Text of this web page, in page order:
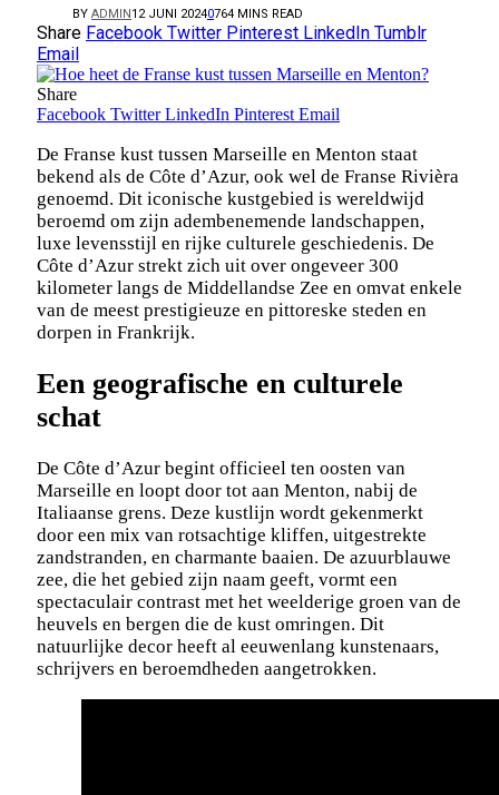
BY ADMIN12 JUNI 20240764 MINS READ
Share Facebook Twitter Pinterest LinkedIn Tumblr
Email
Share
Facebook Twitter LinkedIn Pinterest Email
De Franse kust tussen Marseille en Menton staat
bekend als de Côte d’Azur, ook wel de Franse Rivièra
genoemd. Dit iconische kustgebied is wereldwijd
beroemd om zijn adembenemende landschappen,
luxe levensstijl en rijke culturele geschiedenis. De
Côte d’Azur strekt zich uit over ongeveer 300
kilometer langs de Middellandse Zee en omvat enkele
van de meest prestigieuze en pittoreske steden en
dorpen in Frankrijk.
Een geografische en culturele
schat
De Côte d’Azur begint officieel ten oosten van
Marseille en loopt door tot aan Menton, nabij de
Italiaanse grens. Deze kustlijn wordt gekenmerkt
door een mix van rotsachtige kliffen, uitgestrekte
zandstranden, en charmante baaien. De azuurblauwe
zee, die het gebied zijn naam geeft, vormt een
spectaculair contrast met het weelderige groen van de
heuvels en bergen die de kust omringen. Dit
natuurlijke decor heeft al eeuwenlang kunstenaars,
schrijvers en beroemdheden aangetrokken.